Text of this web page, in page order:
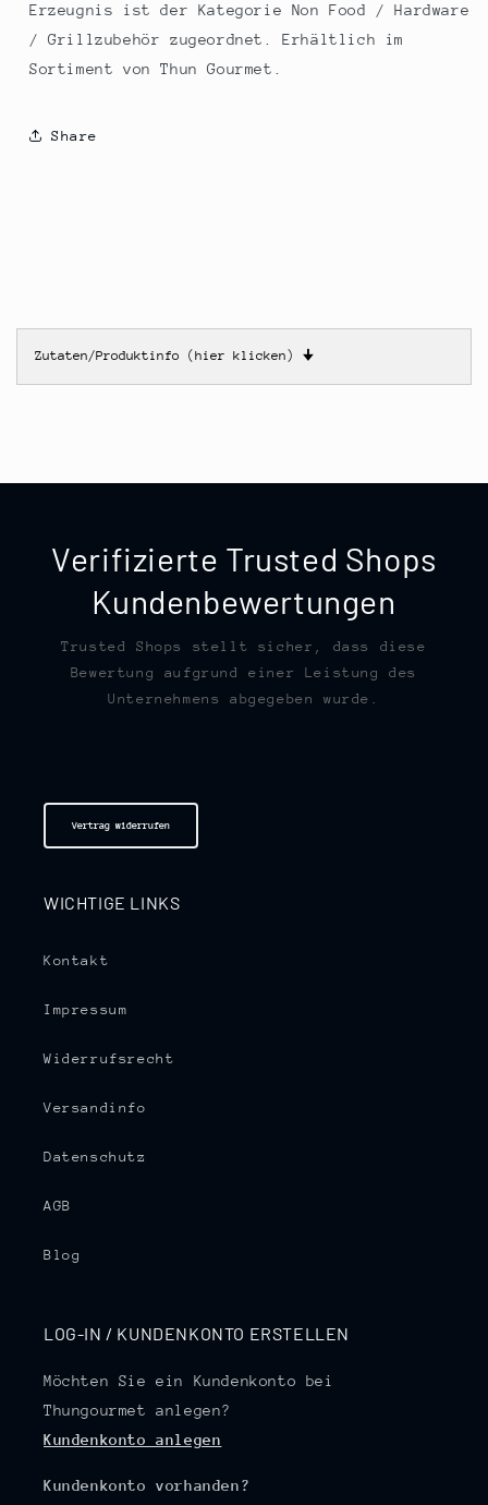
Erzeugnis ist der Kategorie Non Food / Hardware
/ Grillzubehör zugeordnet. Erhältlich im
Sortiment von Thun Gourmet.
Share
Zutaten/Produktinfo (hier klicken) 🠋
Verifizierte Trusted Shops
Kundenbewertungen
Trusted Shops stellt sicher, dass diese
Bewertung aufgrund einer Leistung des
Unternehmens abgegeben wurde.
Vertrag widerrufen
WICHTIGE LINKS
Kontakt
Impressum
Widerrufsrecht
Versandinfo
Datenschutz
AGB
Blog
LOG-IN / KUNDENKONTO ERSTELLEN
Möchten Sie ein Kundenkonto bei
Thungourmet anlegen?
Kundenkonto anlegen
Kundenkonto vorhanden?